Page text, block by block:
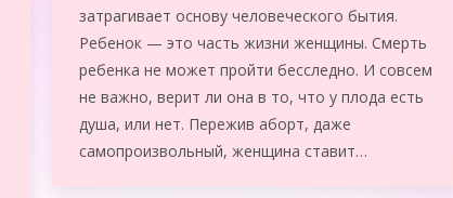
затрагивает основу человеческого бытия.
Ребенок — это часть жизни женщины. Смерть
ребенка не может пройти бесследно. И совсем
не важно, верит ли она в то, что у плода есть
душа, или нет. Пережив аборт, даже
самопроизвольный, женщина ставит…